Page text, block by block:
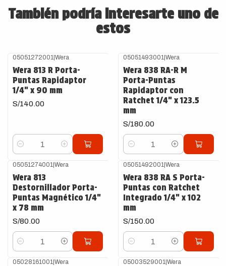
También podría interesarte uno de
estos
05051272001 |Wera
Wera 813 R Porta-
Puntas Rapidaptor
1/4" x 90 mm
S/140.00
Cantidad
05051493001 |Wera
Wera 838 RA-R M
Porta-Puntas
Rapidaptor con
Ratchet 1/4" x 123.5
mm
S/180.00
Cantidad
05051274001 |Wera
Wera 813
Destornillador Porta-
Puntas Magnético 1/4"
x 78 mm
S/80.00
Cantidad
05051492001 |Wera
Wera 838 RA S Porta-
Puntas con Ratchet
Integrado 1/4" x 102
mm
S/150.00
Cantidad
05028161001 |Wera 05003529001 |Wera